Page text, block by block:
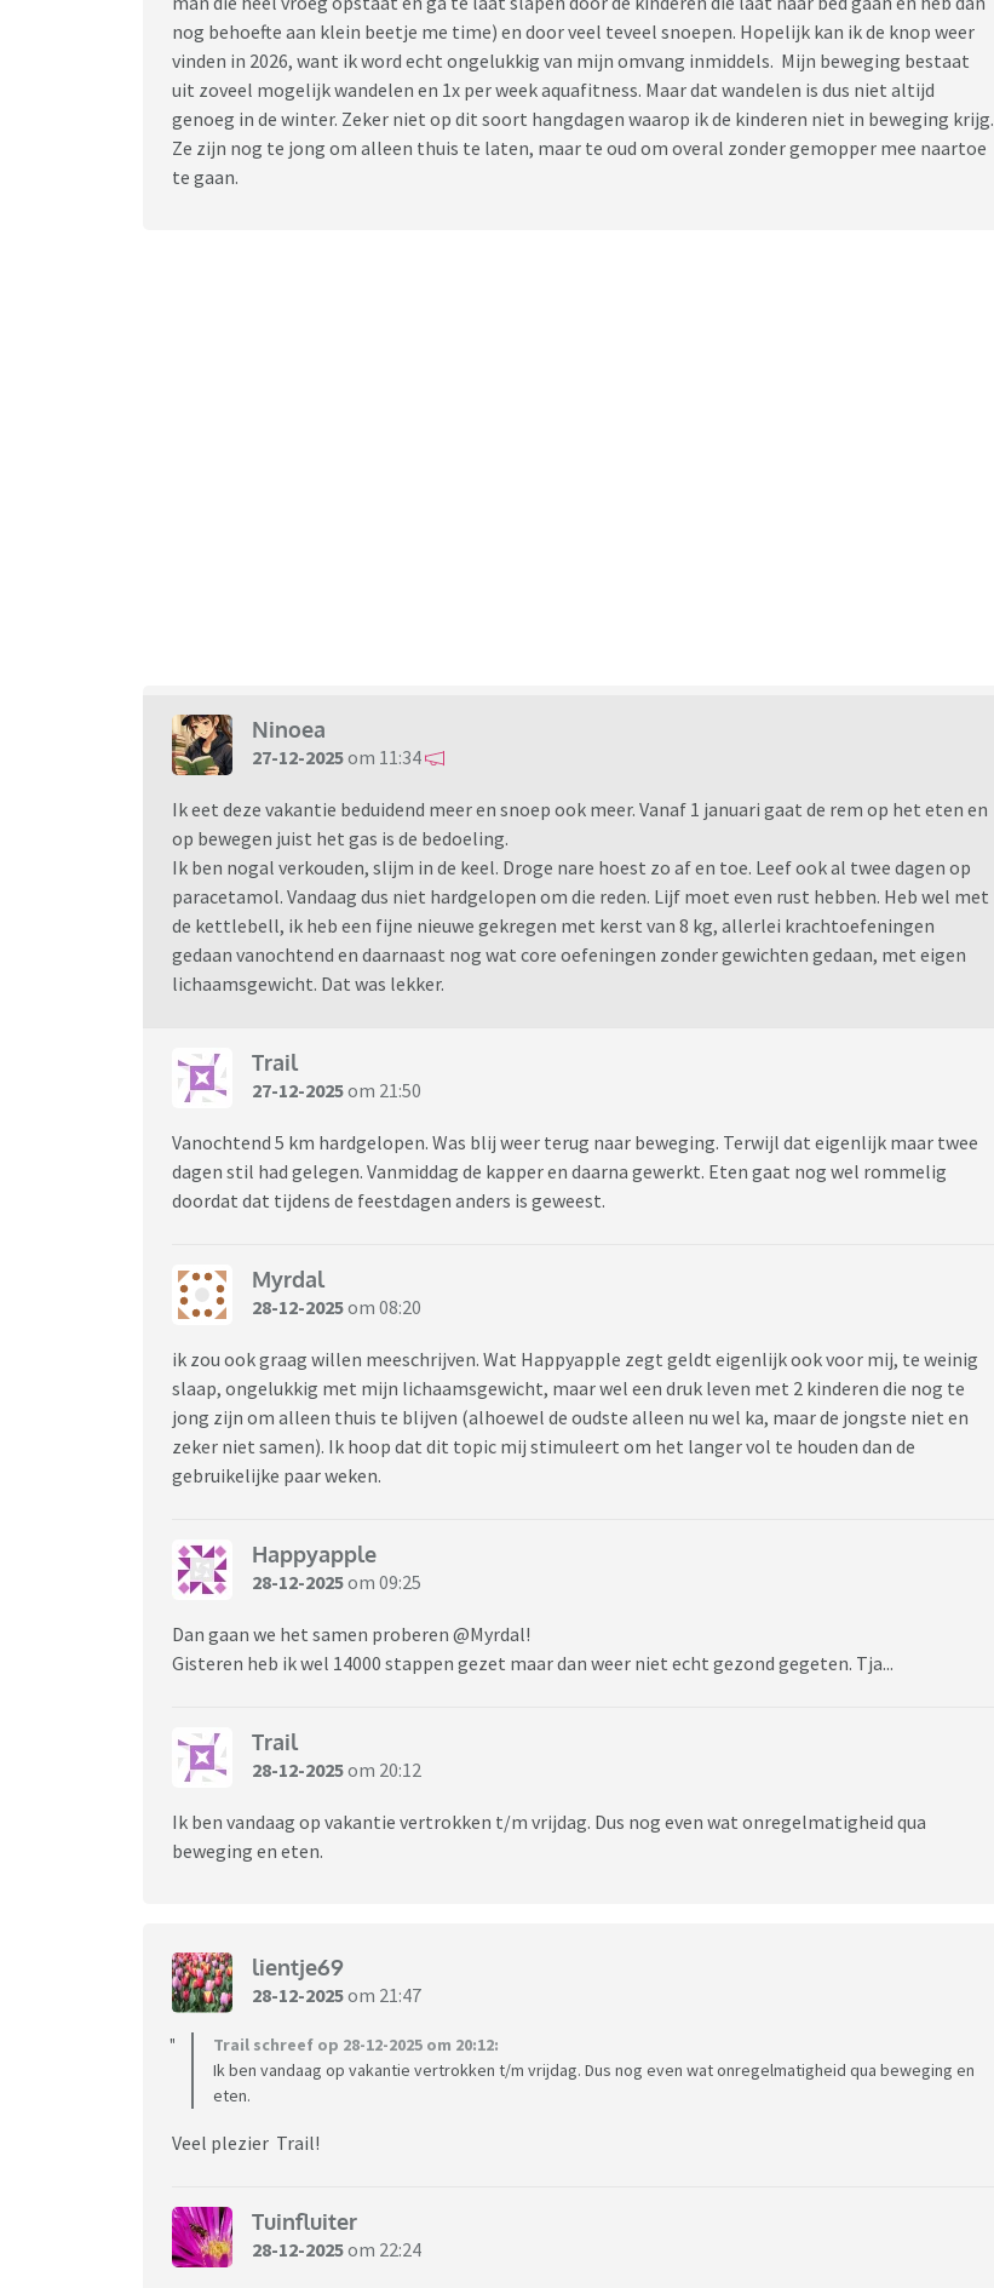
nog behoefte aan klein beetje me time) en door veel teveel snoepen. Hopelijk kan ik de knop weer
vinden in 2026, want ik word echt ongelukkig van mijn omvang inmiddels. Mijn beweging bestaat
uit zoveel mogelijk wandelen en 1x per week aquafitness. Maar dat wandelen is dus niet altijd
genoeg in de winter. Zeker niet op dit soort hangdagen waarop ik de kinderen niet in beweging krijg.
Ze zijn nog te jong om alleen thuis te laten, maar te oud om overal zonder gemopper mee naartoe
te gaan.
Ninoea
27-12-2025om 11:34
Ik eet deze vakantie beduidend meer en snoep ook meer. Vanaf 1 januari gaat de rem op het eten en
op bewegen juist het gas is de bedoeling.
Ik ben nogal verkouden, slijm in de keel. Droge nare hoest zo af en toe. Leef ook al twee dagen op
paracetamol. Vandaag dus niet hardgelopen om die reden. Lijf moet even rust hebben. Heb wel met
de kettlebell, ik heb een fijne nieuwe gekregen met kerst van 8 kg, allerlei krachtoefeningen
gedaan vanochtend en daarnaast nog wat core oefeningen zonder gewichten gedaan, met eigen
lichaamsgewicht. Dat was lekker.
Trail
27-12-2025om 21:50
Vanochtend 5 km hardgelopen. Was blij weer terug naar beweging. Terwijl dat eigenlijk maar twee
dagen stil had gelegen. Vanmiddag de kapper en daarna gewerkt. Eten gaat nog wel rommelig
doordat dat tijdens de feestdagen anders is geweest.
Myrdal
28-12-2025om 08:20
ik zou ook graag willen meeschrijven. Wat Happyapple zegt geldt eigenlijk ook voor mij, te weinig
slaap, ongelukkig met mijn lichaamsgewicht, maar wel een druk leven met 2 kinderen die nog te
jong zijn om alleen thuis te blijven (alhoewel de oudste alleen nu wel ka, maar de jongste niet en
zeker niet samen). Ik hoop dat dit topic mij stimuleert om het langer vol te houden dan de
gebruikelijke paar weken.
Happyapple
28-12-2025om 09:25
Dan gaan we het samen proberen @Myrdal!
Gisteren heb ik wel 14000 stappen gezet maar dan weer niet echt gezond gegeten. Tja...
Trail
28-12-2025om 20:12
Ik ben vandaag op vakantie vertrokken t/m vrijdag. Dus nog even wat onregelmatigheid qua
beweging en eten.
lientje69
28-12-2025om 21:47
Trail schreef op 28-12-2025 om 20:12:
Ik ben vandaag op vakantie vertrokken t/m vrijdag. Dus nog even wat onregelmatigheid qua beweging en
eten.
Veel plezier Trail!
Tuinfluiter
28-12-2025om 22:24